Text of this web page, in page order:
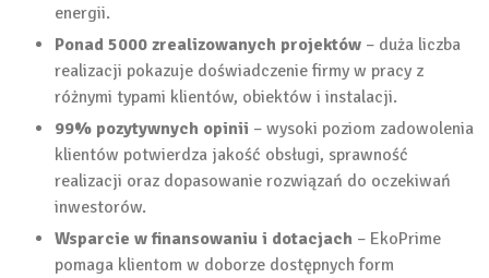
energii.
Ponad 5000 zrealizowanych projektów – duża liczba
realizacji pokazuje doświadczenie firmy w pracy z
różnymi typami klientów, obiektów i instalacji.
99% pozytywnych opinii – wysoki poziom zadowolenia
klientów potwierdza jakość obsługi, sprawność
realizacji oraz dopasowanie rozwiązań do oczekiwań
inwestorów.
Wsparcie w finansowaniu i dotacjach – EkoPrime
pomaga klientom w doborze dostępnych form